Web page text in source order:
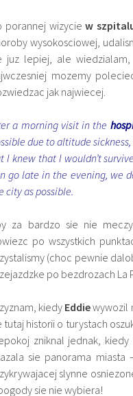
porannej wizyciew
wysokosciowej,
juz lepiej, ale
mozemy
jak najwiecej.
a morning visit in the
due to altitude
I knew that I wouldn’t
go late in the evening, we
city as possible.
za bardzo sie nie
po wszystkich
(choc pewnie
po bezdrozach La
kiedyEddiewywozil
tutaj historii o turystach
zniknal jednak,
sie panorama
slynne
sie nie wybiera!